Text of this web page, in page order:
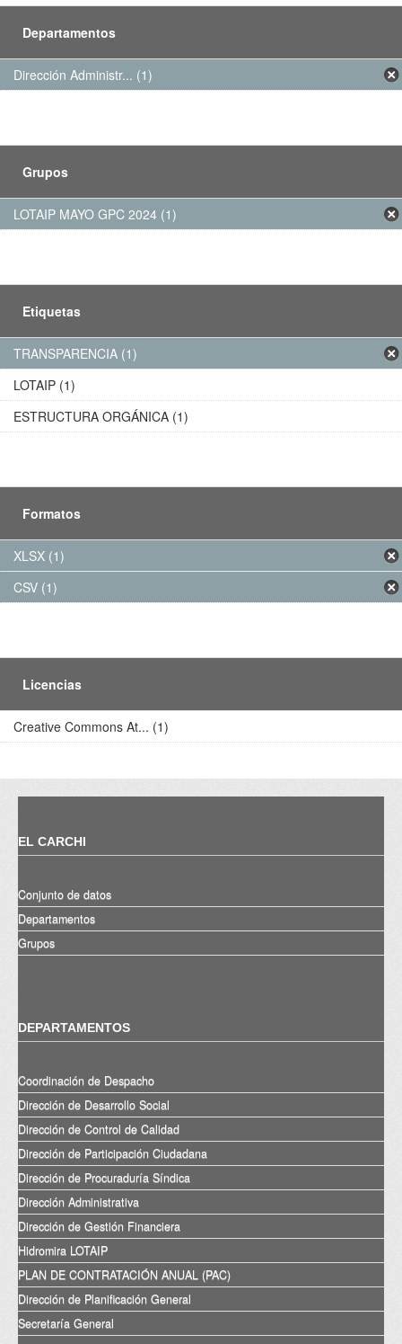
Departamentos
Dirección Administr... (1)
Grupos
LOTAIP MAYO GPC 2024 (1)
Etiquetas
TRANSPARENCIA (1)
LOTAIP (1)
ESTRUCTURA ORGÁNICA (1)
Formatos
XLSX (1)
CSV (1)
Licencias
Creative Commons At... (1)
EL CARCHI
Conjunto de datos
Departamentos
Grupos
DEPARTAMENTOS
Coordinación de Despacho
Dirección de Desarrollo Social
Dirección de Control de Calidad
Dirección de Participación Ciudadana
Dirección de Procuraduría Síndica
Dirección Administrativa
Dirección de Gestión Financiera
Hidromira LOTAIP
PLAN DE CONTRATACIÓN ANUAL (PAC)
Dirección de Planificación General
Secretaría General